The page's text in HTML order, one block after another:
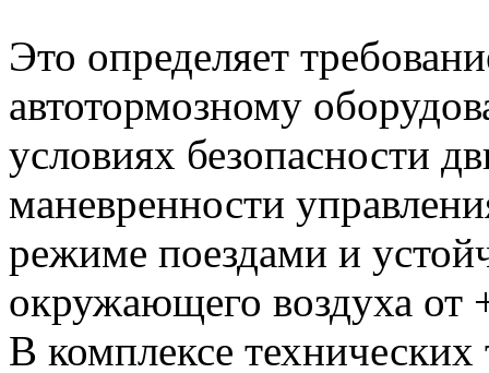
Это определяет
автотормозному
условиях безопасности
маневренности
режиме поездами и
окружающего воздуха
В комплексе